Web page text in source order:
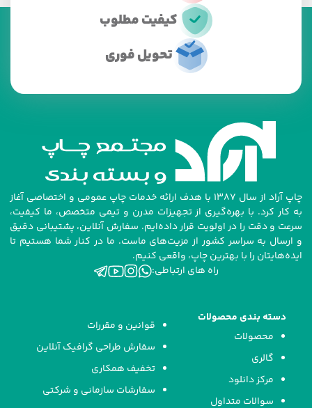
کیفیت مطلوب
تحویل فوری
چاپ آراد از سال ۱۳۸۷ با هدف ارائه خدمات چاپ عمومی و اختصاصی آغاز
به کار کرد. با بهره‌گیری از تجهیزات مدرن و تیمی متخصص، ما کیفیت،
سرعت و دقت را در اولویت قرار داده‌ایم. سفارش آنلاین، پشتیبانی دقیق
و ارسال به سراسر کشور از مزیت‌های ماست. ما در کنار شما هستیم تا
ایده‌هایتان را با بهترین چاپ، واقعی کنیم.
راه های ارتباطی:
دسته بندی محصولات
محصولات
گالری
مرکز دانلود
سوالات متداول
قوانین و مقررات
سفارش طراحی گرافیک آنلاین
تخفیف همکاری
سفارشات سازمانی و شرکتی